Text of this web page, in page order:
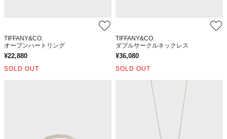
TIFFANY&CO.
オープンハートリング
¥22,880
SOLD OUT
TIFFANY&CO.
ダブルサークルネックレス
¥36,080
SOLD OUT